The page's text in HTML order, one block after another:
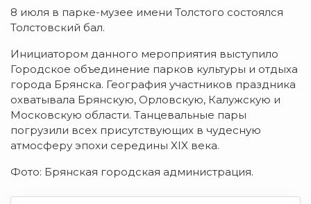
8 июля в парке-музее имени Толстого состоялся
Толстовский бал.
Инициатором данного мероприятия выступило
Городское объединение парков культуры и отдыха
города Брянска. География участников праздника
охватывала Брянскую, Орловскую, Калужскую и
Московскую области. Танцевальные пары
погрузили всех присутствующих в чудесную
атмосферу эпохи середины XIX века.
Фото: Брянская городская администрация.